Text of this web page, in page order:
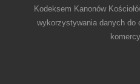
Kodeksem Kanonów
wykorzystywania danych do